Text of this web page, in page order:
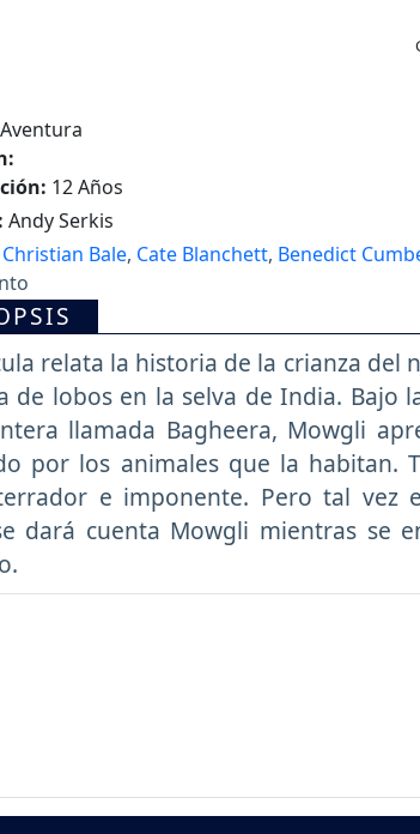
Aventura
12 Años
Andy Serkis
Christian Bale, Cate Blanchett, Benedict
relata la historia de la crianza
de lobos en la selva de India. Bajo
llamada Bagheera, Mowgli
por los animales que la habitan.
e imponente. Pero tal vez
dará cuenta Mowgli mientras se